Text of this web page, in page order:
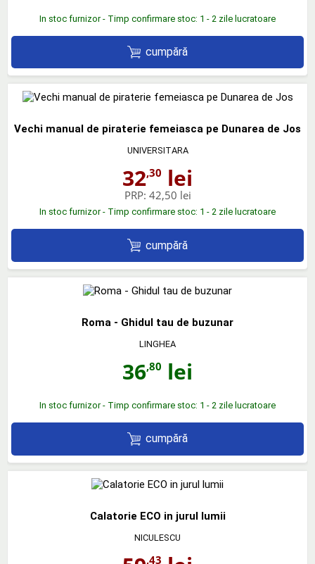
In stoc furnizor - Timp confirmare stoc: 1 - 2 zile lucratoare
cumpără
Vechi manual de piraterie femeiasca pe Dunarea de Jos
UNIVERSITARA
32,30 lei
PRP: 42,50 lei
In stoc furnizor - Timp confirmare stoc: 1 - 2 zile lucratoare
cumpără
Roma - Ghidul tau de buzunar
LINGHEA
36,80 lei
In stoc furnizor - Timp confirmare stoc: 1 - 2 zile lucratoare
cumpără
Calatorie ECO in jurul lumii
NICULESCU
,43